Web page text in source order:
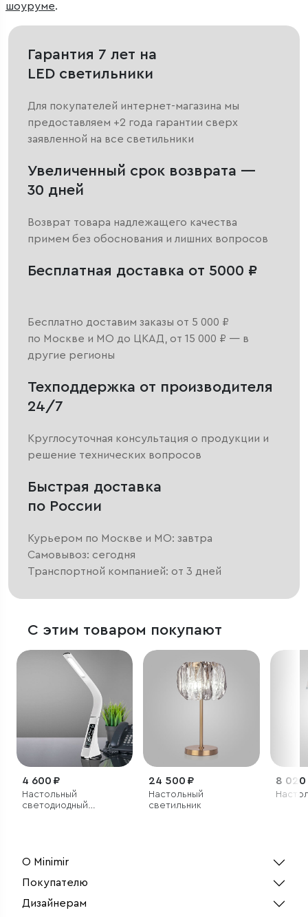
шоуруме.
Гарантия 7 лет на
LED светильники
Для покупателей интернет-магазина мы
предоставляем +2 года гарантии сверх
заявленной на все светильники
Увеличенный срок возврата —
30 дней
Возврат товара надлежащего качества
примем без обоснования и лишних вопросов
Бесплатная доставка от 5000 ₽
Бесплатно доставим заказы от 5 000 ₽
по Москве и МО до ЦКАД, от 15 000 ₽ — в
другие регионы
Техподдержка от производителя
24/7
Круглосуточная консультация о продукции и
решение технических вопросов
Быстрая доставка
по России
Курьером по Москве и МО: завтра
Самовывоз: сегодня
Транспортной компанией: от 3 дней
С этим товаром покупают
4 600 ₽
Настольный
светодиодный
24 500 ₽
Настольный
светильник
8 020
О Minimir
Покупателю
Дизайнерам